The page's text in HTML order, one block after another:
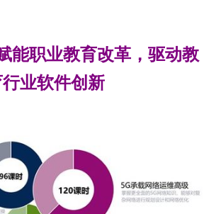
能职业教育改革，驱动教
业软件创新